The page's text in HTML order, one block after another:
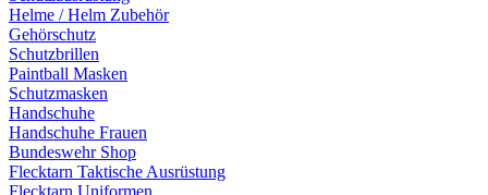
Helme / Helm Zubehör
Gehörschutz
Schutzbrillen
Paintball Masken
Schutzmasken
Handschuhe
Handschuhe Frauen
Bundeswehr Shop
Flecktarn Taktische Ausrüstung
Flecktarn Uniformen